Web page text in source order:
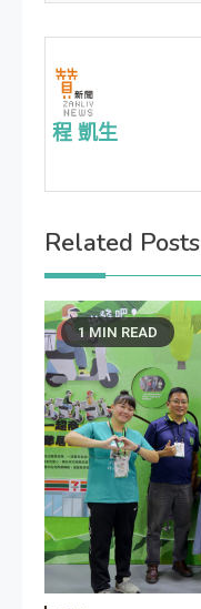
程 凱生
Related Posts
1 MIN READ